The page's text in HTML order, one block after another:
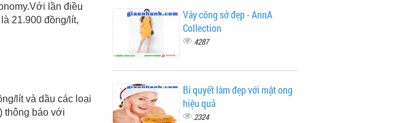
lần điều
21.900 đồng/lít,
lít và dầu các loại
thông báo với
Váy công sở đẹp - AnnA
Collection
4287
Bí quyết làm đẹp với mật ong
hiệu quả
2324